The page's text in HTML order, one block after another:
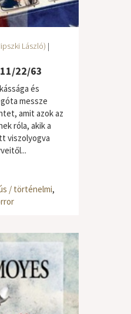
László) |
22/63
és
messze
amit azok az
róla, akik a
viszolyogva
/ történelmi,